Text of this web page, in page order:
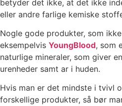
betyder det ikke, at det ikke
eller andre farlige kemiske
Nogle gode produkter, som
eksempelvis YoungBlood, som
naturlige mineraler, som giver
urenheder samt ar i huden.
Hvis man er det mindste i tvivl
forskellige produkter, så bør